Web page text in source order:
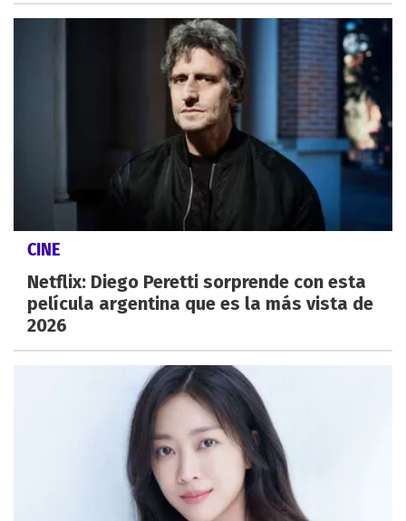
CINE
Netflix: Diego Peretti sorprende con esta
película argentina que es la más vista de
2026